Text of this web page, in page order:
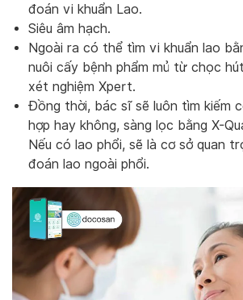
đoán vi khuẩn Lao.
Siêu âm hạch.
Ngoài ra có thể tìm vi khuẩn lao
nuôi cấy bệnh phẩm mủ từ chọc
xét nghiệm Xpert.
Đồng thời, bác sĩ sẽ luôn tìm kiếm
hợp hay không, sàng lọc bằng X-
Nếu có lao phổi, sẽ là cơ sở quan
đoán lao ngoài phổi.